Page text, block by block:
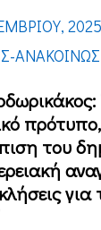
2025
πρότυπο,
του